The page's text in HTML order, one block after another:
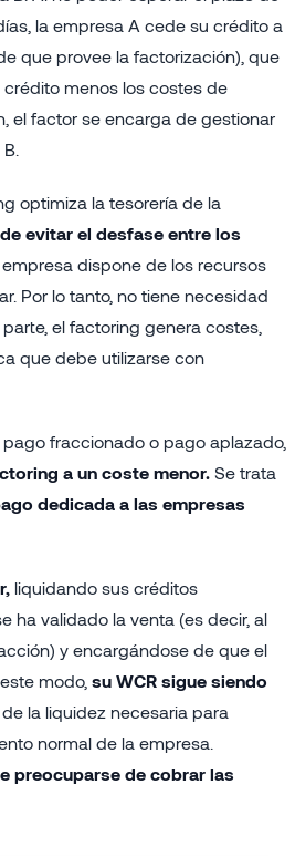
la empresa A cede su crédito a
que provee la factorización), que
menos los costes de
el factor se encarga de gestionar
optimiza la tesorería de la
evitar el desfase entre los
empresa dispone de los recursos
Por lo tanto, no tiene necesidad
el factoring genera costes,
que debe utilizarse con
fraccionado o pago aplazado,
a un coste menor. Se trata
dedicada a las empresas
liquidando sus créditos
ha validado la venta (es decir, al
y encargándose de que el
modo, su WCR sigue siendo
de la liquidez necesaria para
normal de la empresa.
preocuparse de cobrar las